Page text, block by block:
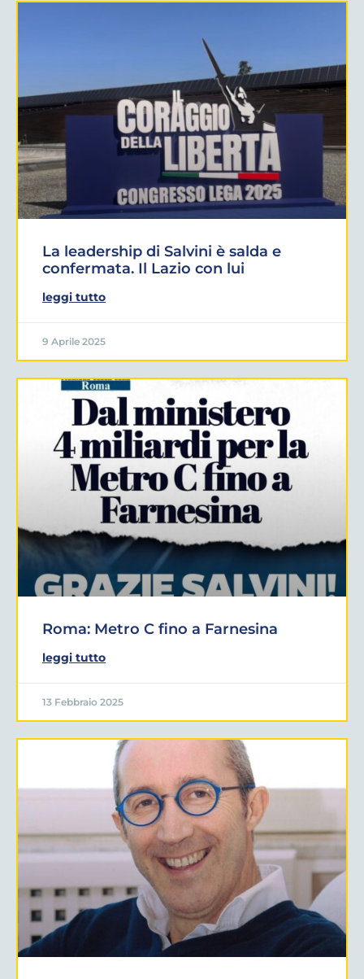
La leadership di Salvini è salda e
confermata. Il Lazio con lui
leggi tutto
9 Aprile 2025
Roma: Metro C fino a Farnesina
leggi tutto
13 Febbraio 2025